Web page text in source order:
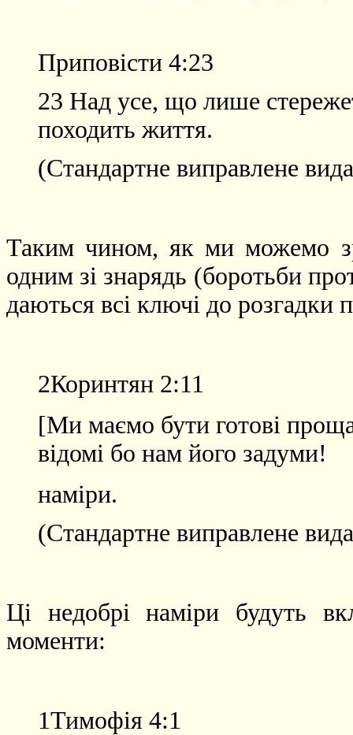
Приповісти 4:23
23 Над усе, що лише
походить життя.
(Стандартне виправлене
Таким чином, як ми можемо
одним зі знарядь (боротьби
даються всі ключі до розгадки
2Коринтян 2:11
[Ми маємо бути готові
відомі бо нам його задуми!
наміри.
(Стандартне виправлене
Ці недобрі наміри будуть
моменти:
1Тимофія 4:1